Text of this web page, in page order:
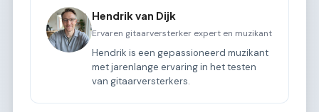
Hendrik van Dijk
Ervaren gitaarversterker expert en muzikant
Hendrik is een gepassioneerd muzikant
met jarenlange ervaring in het testen
van gitaarversterkers.